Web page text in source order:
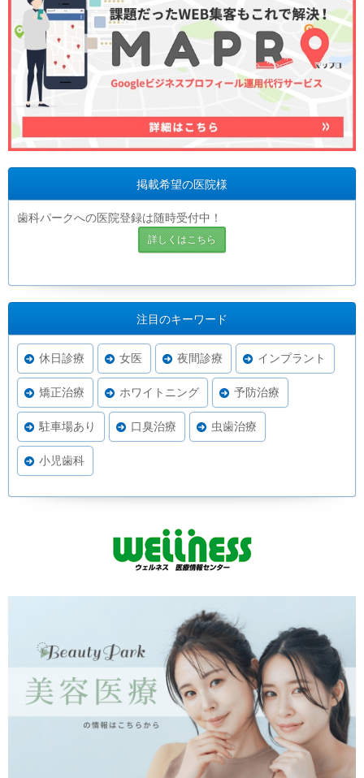
掲載希望の医院様
歯科パークへの医院登録は随時受付中！
詳しくはこちら
注目のキーワード
休日診療 女医 夜間診療 インプラント
矯正治療 ホワイトニング 予防治療
駐車場あり 口臭治療 虫歯治療
小児歯科